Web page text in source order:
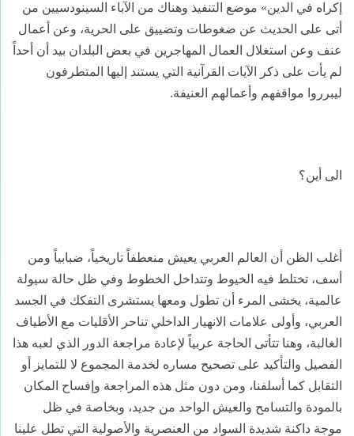
إكراه في الدين» موضع التنفيذ وهناك من الآباء السينودسيين من
أتى على الحديث عن ضغوطات وتضييق على الحرية، وعن أعمال
عنف وعن استغلال العمال المهاجرين في بعض البلدان بيد أن أحداً
لم يأت على ذكر الآيات القرآنية التي يستند إليها المتطرفون
ليبرروا مواقفهم وأعمالهم العنيفة.
الى أين؟
أغلب الظن أن العالم العربي يعيش منعطفاً تاريخياً، ضبابياً ومن
أسف، تختلط فيه الخيوط وتتداخل الخطوط وفي ظل حالة سيولة
عالمية، يخشى المرء أن تطول ومعها يستشرى التفكك في الجسد
العربي، وأولى علامات الانهيار الداخلي تناحر الأقليات مع الأطياف
الغالبة، وهنا تتأتى الحاجة عربياً لإعادة مراجعة الدور الذي لعبه هذا
الفصيل والتأكيد على تصحيح مساره لخدمة المجموع لا للتمايز أو
التقابل كما أسلفنا، ومن دون مثل هذه المراجعة وإفساح المكان
بالمودة والتسامح والعيش الواحد من جديد، وبخاصة في ظل
موجة داكنة شديدة السواد من العنصرية والأصولية التي تطل علينا